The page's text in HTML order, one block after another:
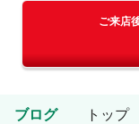
ご来店
トップ
ブログ